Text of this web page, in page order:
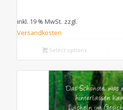
inkl. 19 % MwSt. zzgl.
Versandkosten
Select options